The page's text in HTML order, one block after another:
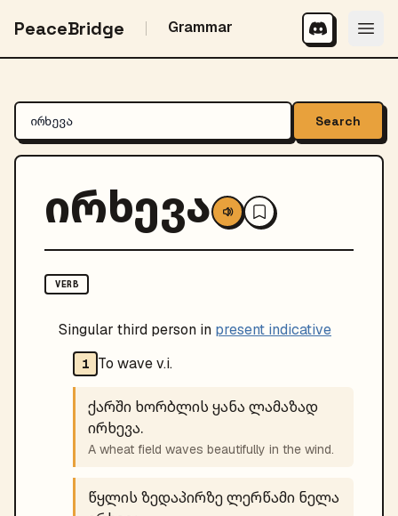
PeaceBridge Grammar
Search
ირხევა
VERB
Singular third person in present indicative
1 To wave v.i.
ქარში ხორბლის ყანა ლამაზად
ირხევა.
A wheat field waves beautifully in the wind.
წყლის ზედაპირზე ლერწამი ნელა